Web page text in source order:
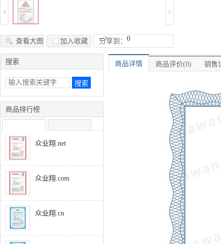
查看大图 加入收藏 分享到： 0
-->
搜索
商品排行榜
众业翔.net
众业翔.com
众业翔.cn
商品详情 商品评价(0) 销售